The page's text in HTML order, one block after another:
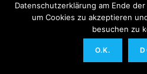
Datenschutzerklärung am Ende der
um Cookies zu akzeptieren
besuchen zu
O.K.